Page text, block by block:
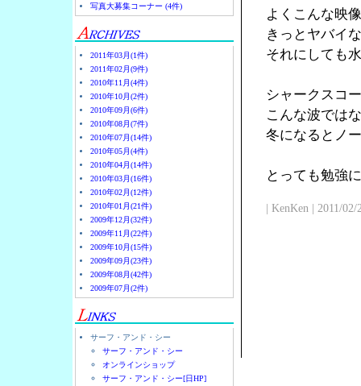
写真大募集コーナー (4件)
2011年03月(1件)
2011年02月(9件)
2010年11月(4件)
2010年10月(2件)
2010年09月(6件)
2010年08月(7件)
2010年07月(14件)
2010年05月(4件)
2010年04月(14件)
2010年03月(16件)
2010年02月(12件)
2010年01月(21件)
2009年12月(32件)
2009年11月(22件)
2009年10月(15件)
2009年09月(23件)
2009年08月(42件)
2009年07月(2件)
サーフ・アンド・シー
サーフ・アンド・シー
オンラインショップ
サーフ・アンド・シー[日HP]
よくこんな映
きっとヤバイ
それにしても
シャークスコ
こんな波では
冬になるとノ
とっても勉強
| KenKen | 2011/